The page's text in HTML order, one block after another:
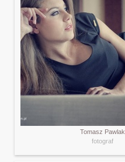
Tomasz Pawlak
fotograf